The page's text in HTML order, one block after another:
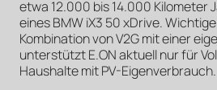
etwa 12.000 bis 14.000 Kilometer
eines BMW iX3 50 xDrive.
Kombination von V2G mit einer
unterstützt E.ON aktuell nur für
Haushalte mit PV-Eigenverbrauch.